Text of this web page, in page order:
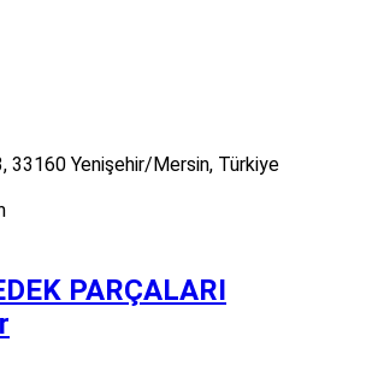
33160 Yenişehir/Mersin, Türkiye
PARÇALARI